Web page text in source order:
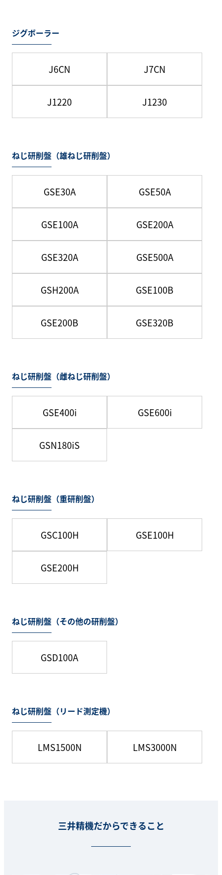
ジグボーラー
J6CN J7CN
J1220 J1230
ねじ研削盤（雄ねじ研削盤）
GSE30A GSE50A
GSE100A GSE200A
GSE320A GSE500A
GSH200A GSE100B
GSE200B GSE320B
ねじ研削盤（雌ねじ研削盤）
GSE400i GSE600i
GSN180iS
ねじ研削盤（重研削盤）
GSC100H GSE100H
GSE200H
ねじ研削盤（その他の研削盤）
GSD100A
ねじ研削盤（リード測定機）
LMS1500N LMS3000N
三井精機だからできること